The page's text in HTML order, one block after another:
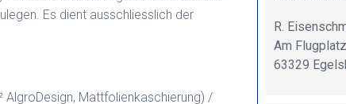
Es dient ausschliesslich der
Mattfolienkaschierung) /
R.
Am
63329